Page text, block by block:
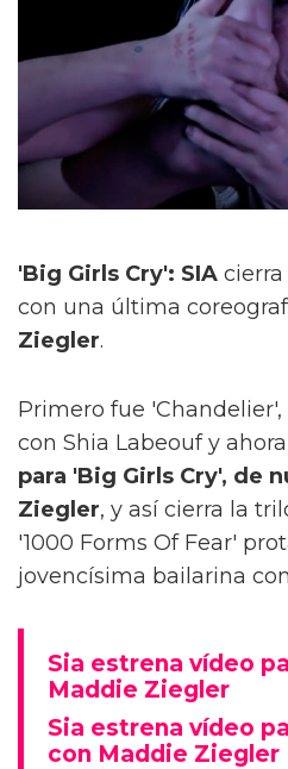
'Big Girls Cry': SIA
con una última
Ziegler.
Primero fue
con Shia Labeouf y ahora
para 'Big Girls Cry', de
Ziegler, y así cierra la
'1000 Forms Of Fear'
jovencísima bailarina
Sia estrena vídeo
Maddie Ziegler
Sia estrena vídeo
con Maddie Ziegler